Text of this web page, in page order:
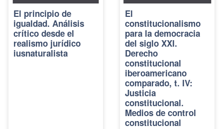
El principio de
igualdad. Análisis
crítico desde el
realismo jurídico
iusnaturalista
El
constitucionalismo
para la democracia
del siglo XXI.
Derecho
constitucional
iberoamericano
comparado, t. IV:
Justicia
constitucional.
Medios de control
constitucional